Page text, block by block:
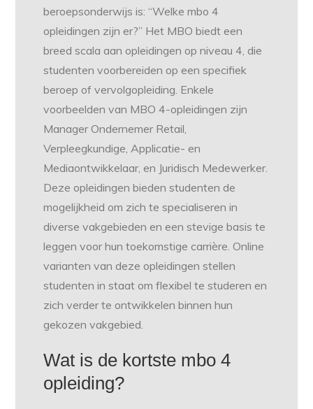
beroepsonderwijs is: “Welke mbo 4
opleidingen zijn er?” Het MBO biedt een
breed scala aan opleidingen op niveau 4, die
studenten voorbereiden op een specifiek
beroep of vervolgopleiding. Enkele
voorbeelden van MBO 4-opleidingen zijn
Manager Ondernemer Retail,
Verpleegkundige, Applicatie- en
Mediaontwikkelaar, en Juridisch Medewerker.
Deze opleidingen bieden studenten de
mogelijkheid om zich te specialiseren in
diverse vakgebieden en een stevige basis te
leggen voor hun toekomstige carrière. Online
varianten van deze opleidingen stellen
studenten in staat om flexibel te studeren en
zich verder te ontwikkelen binnen hun
gekozen vakgebied.
Wat is de kortste mbo 4
opleiding?